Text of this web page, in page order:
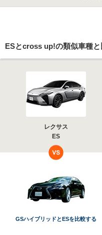
ESとcross up!の類似車種と
レクサス
ES
GSハイブリッドとESを比較する